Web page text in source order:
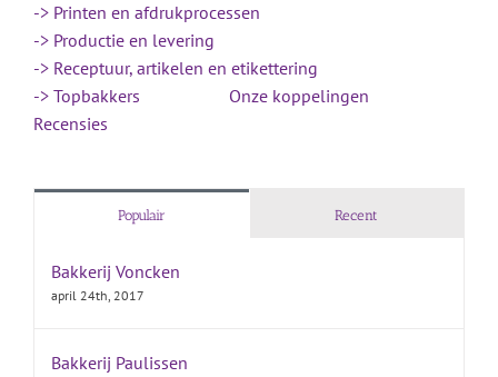
-> Printen en afdrukprocessen
-> Productie en levering
-> Receptuur, artikelen en etikettering
-> Topbakkers
Onze koppelingen
Recensies
Populair Recent
Bakkerij Voncken
april 24th, 2017
Bakkerij Paulissen